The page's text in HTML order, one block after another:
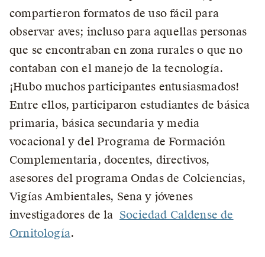
compartieron formatos de uso fácil para
observar aves; incluso para aquellas personas
que se encontraban en zona rurales o que no
contaban con el manejo de la tecnología.
¡Hubo muchos participantes entusiasmados!
Entre ellos, participaron estudiantes de básica
primaria, básica secundaria y media
vocacional y del Programa de Formación
Complementaria, docentes, directivos,
asesores del programa Ondas de Colciencias,
Vigías Ambientales, Sena y jóvenes
investigadores de la Sociedad Caldense de
Ornitología.